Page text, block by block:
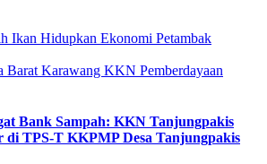
Barat Karawang KKN Pemberdayaan
Bank Sampah: KKN Tanjungpakis
TPS-T KKPMP Desa Tanjungpakis